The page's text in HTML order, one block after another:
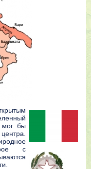
мог бы
с